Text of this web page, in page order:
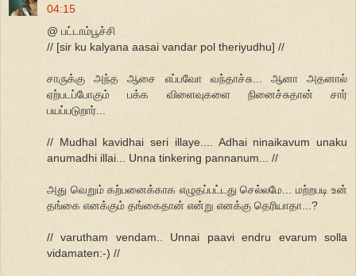
04:15
@ பட்டாம்பூச்சி
// [sir ku kalyana aasai vandar pol theriyudhu] //
சாருக்கு அந்த ஆசை எப்பவோ வந்தாச்சு... ஆனா அதனால்
ஏற்படப்போகும் பக்க விளைவுகளை நினைச்சுதான் சார்
பயப்படுறார்...
// Mudhal kavidhai seri illaye.... Adhai ninaikavum unaku
anumadhi illai... Unna tinkering pannanum... //
அது வெறும் கற்பனைக்காக எழுதப்பட்டது செல்லமே... மற்றபடி உன்
தங்கை எனக்கும் தங்கைதான் என்று எனக்கு தெரியாதா...?
// varutham vendam.. Unnai paavi endru evarum solla
vidamaten:-) //